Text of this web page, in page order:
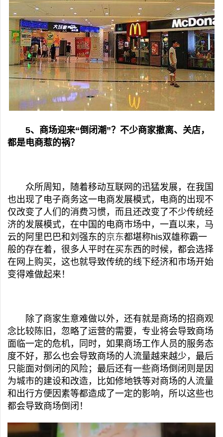
5、商场迎来“倒闭潮”？不少商家撤离、关店，
都是电商惹的祸？
众所周知，随着移动互联网的迅猛发展，在我国
也出现了电子商务这一电商发展模式，电商的出现不
仅改变了人们的消费习惯，而且还改变了不少传统经
济的发展模式，在中国的电商市场中，一直以来，马
云的阿里巴巴和刘强东的京东都堪称his双雄称霸一
般的存在着，很多人平时在买东西的时候，都会选择
在网上购买，这也就导致传统的线下经济和市场开始
变得难做起来！
除了商家生意难做以外，还有就是商场的招商观
念比较陈旧，忽略了运营的需要，专业将会导致商场
面临一定的危机，同时，如果商场工作人员的服务态
度不好，那么也会导致商场的人流量越来越少，最后
只能面对倒闭的风险；最后还有一些商场倒闭则是因
为城市的建设和改造，比如修地铁等对商场的人流量
和出行方便因素等都造成了一定的影响，所以这些也
都会导致商场倒闭！